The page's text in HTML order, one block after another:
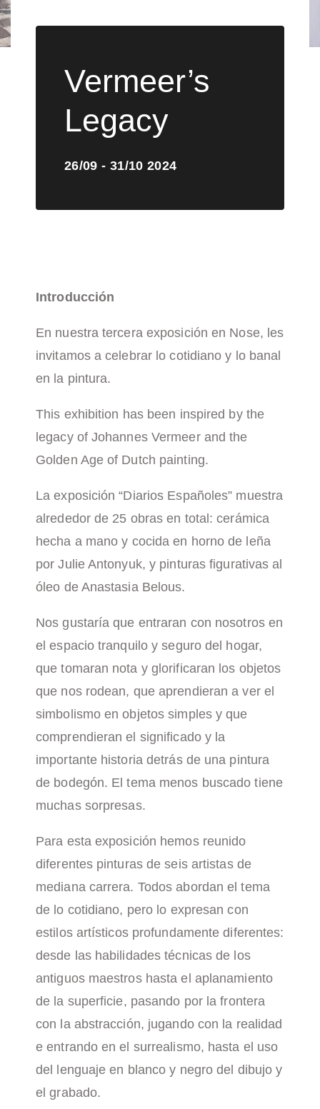
Vermeer’s
Legacy
26/09 - 31/10 2024
Introducción
En nuestra tercera exposición en Nose, les
invitamos a celebrar lo cotidiano y lo banal
en la pintura.
This exhibition has been inspired by the
legacy of Johannes Vermeer and the
Golden Age of Dutch painting.
La exposición “Diarios Españoles” muestra
alrededor de 25 obras en total: cerámica
hecha a mano y cocida en horno de leña
por Julie Antonyuk, y pinturas figurativas al
óleo de Anastasia Belous.
Nos gustaría que entraran con nosotros en
el espacio tranquilo y seguro del hogar,
que tomaran nota y glorificaran los objetos
que nos rodean, que aprendieran a ver el
simbolismo en objetos simples y que
comprendieran el significado y la
importante historia detrás de una pintura
de bodegón. El tema menos buscado tiene
muchas sorpresas.
Para esta exposición hemos reunido
diferentes pinturas de seis artistas de
mediana carrera. Todos abordan el tema
de lo cotidiano, pero lo expresan con
estilos artísticos profundamente diferentes:
desde las habilidades técnicas de los
antiguos maestros hasta el aplanamiento
de la superficie, pasando por la frontera
con la abstracción, jugando con la realidad
e entrando en el surrealismo, hasta el uso
del lenguaje en blanco y negro del dibujo y
el grabado.